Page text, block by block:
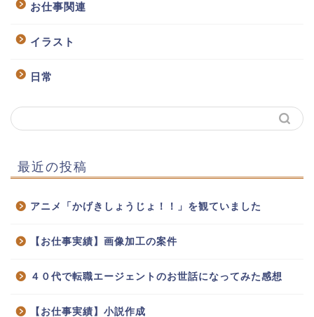
お仕事関連
イラスト
日常
最近の投稿
アニメ「かげきしょうじょ！！」を観ていました
【お仕事実績】画像加工の案件
４０代で転職エージェントのお世話になってみた感想
【お仕事実績】小説作成